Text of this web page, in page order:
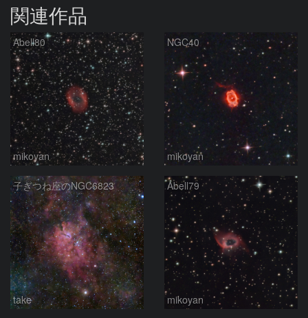
関連作品
Abell80
mikoyan
NGC40
mikoyan
子ぎつね座のNGC6823
take
Abell79
mikoyan